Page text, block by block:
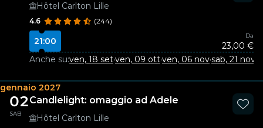
Hôtel Carlton Lille
4.6 (244)
21:00
Da
23,00 €
Anche su:ven, 18 set·ven, 09 ott·ven, 06 nov·sab, 21 nov
gennaio 2027
02
SAB
Candlelight: omaggio ad Adele
Hôtel Carlton Lille